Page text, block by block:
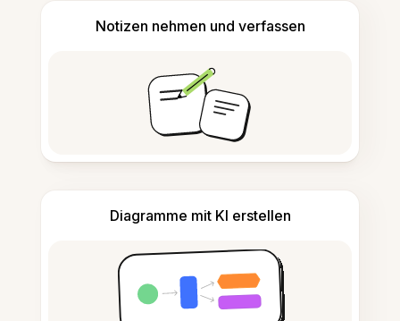
Notizen nehmen und verfassen
Diagramme mit KI erstellen